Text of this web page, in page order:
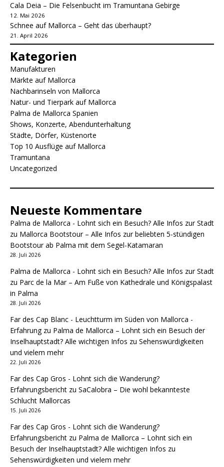
Cala Deia – Die Felsenbucht im Tramuntana Gebirge
12. Mai 2026
Schnee auf Mallorca – Geht das überhaupt?
21. April 2026
Kategorien
Manufakturen
Märkte auf Mallorca
Nachbarinseln von Mallorca
Natur- und Tierpark auf Mallorca
Palma de Mallorca Spanien
Shows, Konzerte, Abendunterhaltung
Städte, Dörfer, Küstenorte
Top 10 Ausflüge auf Mallorca
Tramuntana
Uncategorized
Neueste Kommentare
Palma de Mallorca - Lohnt sich ein Besuch? Alle Infos zur Stadt
zu Mallorca Bootstour – Alle Infos zur beliebten 5-stündigen
Bootstour ab Palma mit dem Segel-Katamaran
28. Juli 2026
Palma de Mallorca - Lohnt sich ein Besuch? Alle Infos zur Stadt
zu Parc de la Mar – Am Fuße von Kathedrale und Königspalast
in Palma
28. Juli 2026
Far des Cap Blanc - Leuchtturm im Süden von Mallorca -
Erfahrungzu Palma de Mallorca – Lohnt sich ein Besuch der
Inselhauptstadt? Alle wichtigen Infos zu Sehenswürdigkeiten
und vielem mehr
22. Juli 2026
Far des Cap Gros - Lohnt sich die Wanderung?
Erfahrungsbericht zu SaCalobra – Die wohl bekannteste
Schlucht Mallorcas
15. Juli 2026
Far des Cap Gros - Lohnt sich die Wanderung?
Erfahrungsbericht zu Palma de Mallorca – Lohnt sich ein
Besuch der Inselhauptstadt? Alle wichtigen Infos zu
Sehenswürdigkeiten und vielem mehr